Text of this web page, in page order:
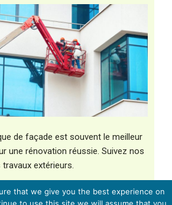
de façade est souvent le meilleur
une rénovation réussie. Suivez nos
extérieurs.
that we give you the best experience on